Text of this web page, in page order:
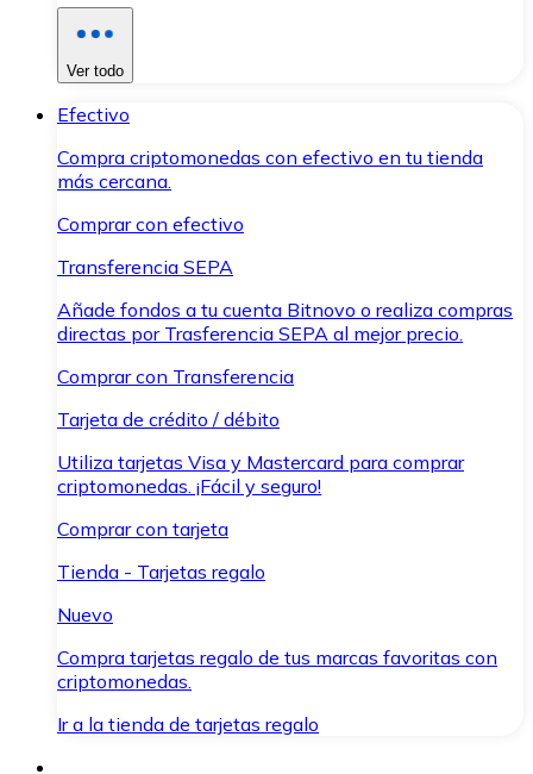
Ver todo
Efectivo
Compra criptomonedas con efectivo en tu tienda
más cercana.
Comprar con efectivo
Transferencia SEPA
Añade fondos a tu cuenta Bitnovo o realiza compras
directas por Trasferencia SEPA al mejor precio.
Comprar con Transferencia
Tarjeta de crédito / débito
Utiliza tarjetas Visa y Mastercard para comprar
criptomonedas. ¡Fácil y seguro!
Comprar con tarjeta
Tienda - Tarjetas regalo
Nuevo
Compra tarjetas regalo de tus marcas favoritas con
criptomonedas.
Ir a la tienda de tarjetas regalo